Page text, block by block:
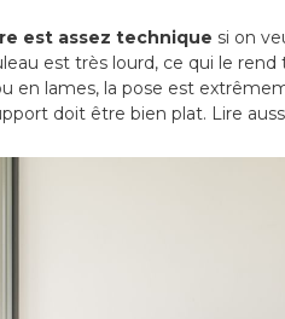
est assez technique si on
est très lourd, ce qui le
en lames, la pose est
doit être bien plat. Lire